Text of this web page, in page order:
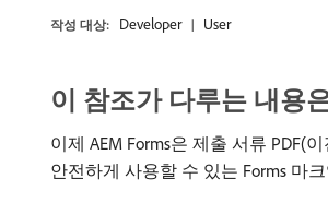
작성 대상: Developer User
이 참조가 다루는 내용
이제 AEM Forms은 제출 서류 PDF(
안전하게 사용할 수 있는 Forms 마